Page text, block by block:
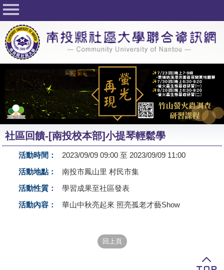
回首頁
關於社大
公佈欄
行事曆
最新活動
活動花絮
課程一覽表
志工與社團
友站連結
社區回饋-[南投校本部]小提琴輕鬆學
活動時間：
2023/09/09 09:00 至 2023/09/09 11:00
活動地點：
南投市鳳山里 村民市集
活動性質：
學習成果至社區發表
活動內容：
華山中秋亮起來 照亮孤老才藝Show